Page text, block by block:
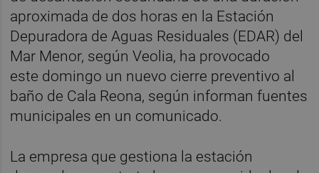
aproximada de dos horas en la Estación
Depuradora de Aguas Residuales (EDAR) del
Mar Menor, según Veolia, ha provocado
este domingo un nuevo cierre preventivo al
baño de Cala Reona, según informan fuentes
municipales en un comunicado.
La empresa que gestiona la estación